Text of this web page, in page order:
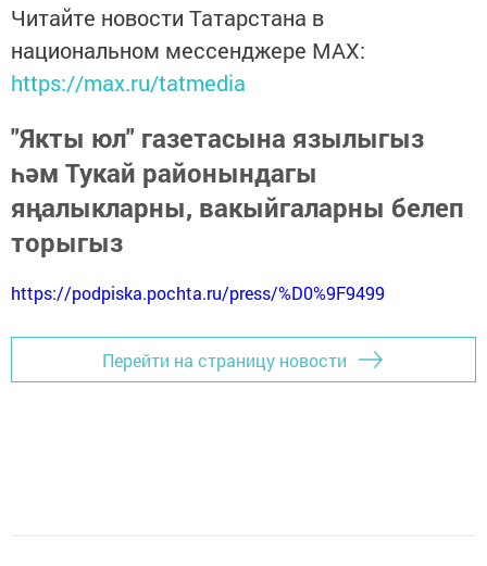
Читайте новости Татарстана в
национальном мессенджере MАХ:
https://max.ru/tatmedia
"Якты юл" газетасына язылыгыз
һәм Тукай районындагы
яңалыкларны, вакыйгаларны белеп
торыгыз
https://podpiska.pochta.ru/press/%D0%9F9499
Перейти на страницу новости